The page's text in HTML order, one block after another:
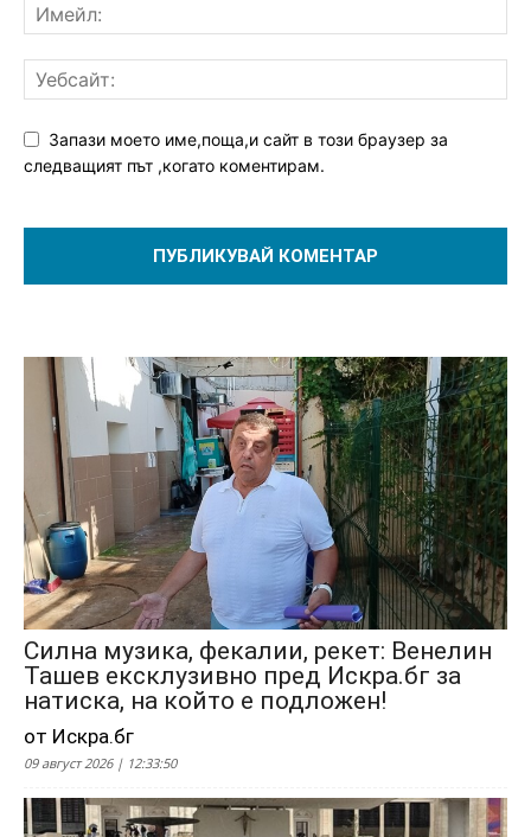
Запази моето име,поща,и сайт в този браузер за
следващият път ,когато коментирам.
Силна музика, фекалии, рекет: Венелин
Ташев ексклузивно пред Искра.бг за
натиска, на който е подложен!
от Искра.бг
09 август 2026 | 12:33:50